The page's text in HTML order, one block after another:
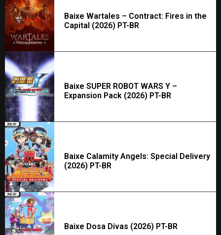
Baixe Wartales – Contract: Fires in the
Capital (2026) PT-BR
Baixe SUPER ROBOT WARS Y –
Expansion Pack (2026) PT-BR
Baixe Calamity Angels: Special Delivery
(2026) PT-BR
Baixe Dosa Divas (2026) PT-BR